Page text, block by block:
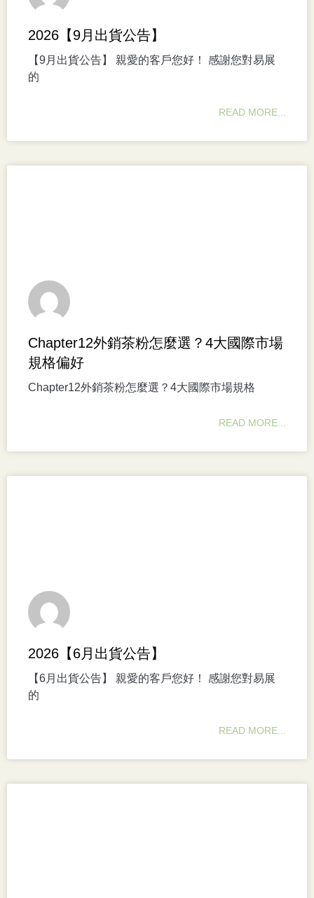
2026【9月出貨公告】
【9月出貨公告】 親愛的客戶您好！ 感謝您對易展
的
READ MORE...
Chapter12外銷茶粉怎麼選？4大國際市場
規格偏好
Chapter12外銷茶粉怎麼選？4大國際市場規格
READ MORE...
2026【6月出貨公告】
【6月出貨公告】 親愛的客戶您好！ 感謝您對易展
的
READ MORE...